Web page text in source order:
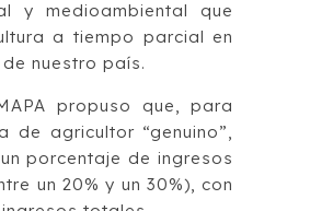
y medioambiental que
a tiempo parcial en
nuestro país.
propuso que, para
de agricultor “genuino”,
porcentaje de ingresos
un 20% y un 30%), con